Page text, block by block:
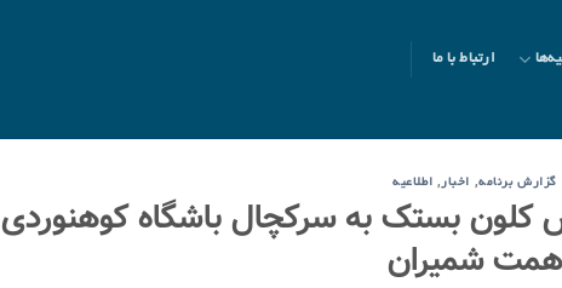
ارتباط با ما
گزارش برنامه, اخبار, اطلاعیه
کلون بستک به سرکچال باشگاه کوهنوردی
همت شمیران